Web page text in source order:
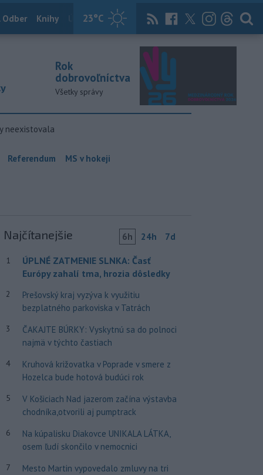
23°C
Odber Knihy Útulkovo Magazín News Now Archív
Rok
dobrovoľníctva
Všetky správy
neexistovala
Referendum MS v hokeji
Najčítanejšie 6h 24h 7d
1
ÚPLNÉ ZATMENIE SLNKA: Časť
Európy zahalí tma, hrozia dôsledky
2
Prešovský kraj vyzýva k využitiu
bezplatného parkoviska v Tatrách
3
ČAKAJTE BÚRKY: Vyskytnú sa do polnoci
najmä v týchto častiach
4
Kruhová križovatka v Poprade v smere z
Hozelca bude hotová budúci rok
5
V Košiciach Nad jazerom začína výstavba
chodníka,otvorili aj pumptrack
6
Na kúpalisku Diakovce UNIKALA LÁTKA,
osem ľudí skončilo v nemocnici
7
Mesto Martin vypovedalo zmluvy na tri